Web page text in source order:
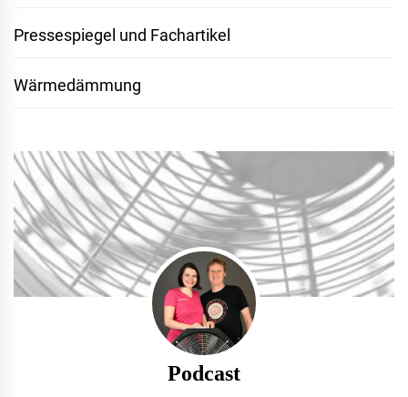
Pressespiegel und Fachartikel
Wärmedämmung
Podcast